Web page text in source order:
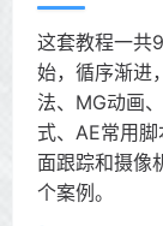
这套教程一共
始，循序渐进
法、MG动画
式、AE常用
面跟踪和摄像
个案例。